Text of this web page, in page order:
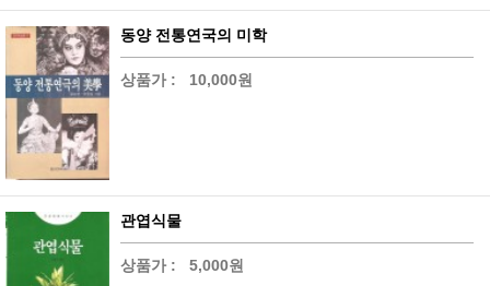
동양 전통연국의 미학
상품가 : 10,000원
관엽식물
상품가 : 5,000원